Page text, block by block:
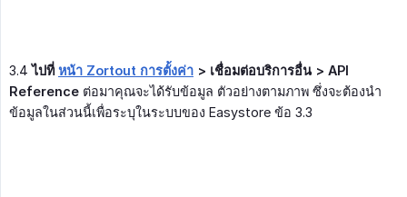
3.4ไปที่ หน้า Zortout การตั้งค่า > เชื่อมต่อบริการอื่น > API
Reference ต่อมาคุณจะได้รับข้อมูล ตัวอย่างตามภาพ ซึ่งจะต้องนำ
ข้อมูลในส่วนนี้เพื่อระบุในระบบของ Easystore ข้อ 3.3